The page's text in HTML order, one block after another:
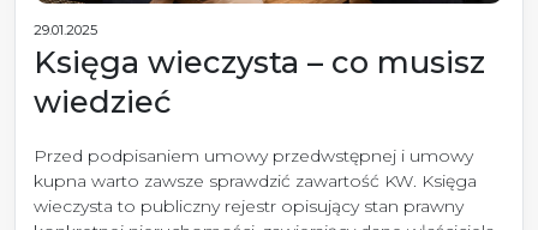
29.01.2025
Księga wieczysta – co musisz
wiedzieć
Przed podpisaniem umowy przedwstępnej i umowy
kupna warto zawsze sprawdzić zawartość KW. Księga
wieczysta to publiczny rejestr opisujący stan prawny